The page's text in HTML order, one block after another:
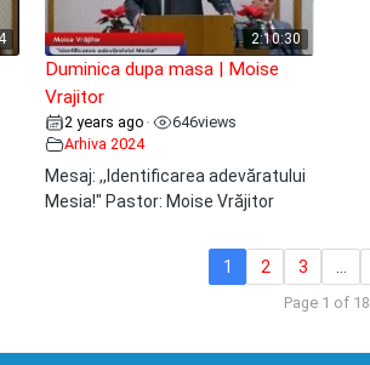
2:10:30
Duminica dupa masa | Moise
Vrajitor
2 years ago • 646views
Arhiva 2024
Mesaj: ,,Identificarea adevăratului
Mesia!" Pastor: Moise Vrăjitor
1 2 3
Page 1 of 18